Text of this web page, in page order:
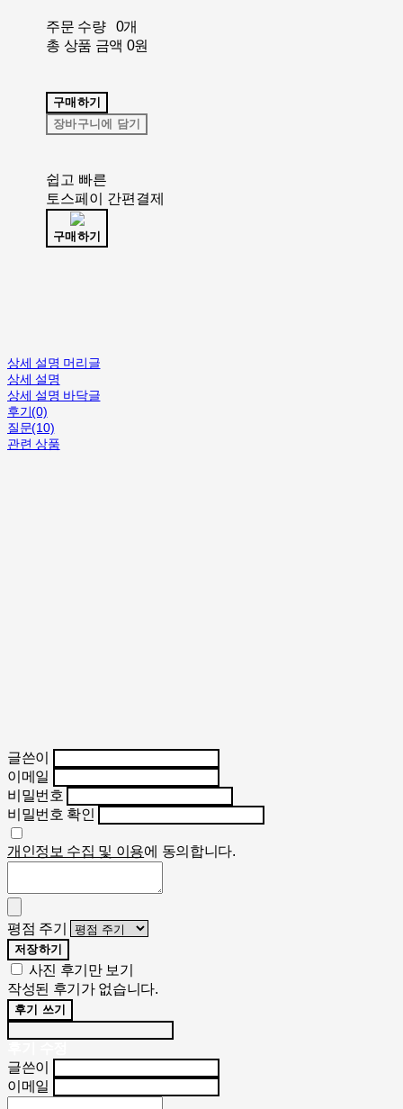
주문 수량
0개
총 상품 금액 0원
구매하기
장바구니에 담기
쉽고 빠른
토스페이 간편결제
구매하기
상세 설명 머리글
상세 설명
상세 설명 바닥글
후기(0)
질문(10)
관련 상품
글쓴이
이메일
비밀번호
비밀번호 확인
개인정보 수집 및 이용에 동의합니다.
평점 주기
저장하기
사진 후기만 보기
작성된 후기가 없습니다.
후기 쓰기
글쓴이
이메일